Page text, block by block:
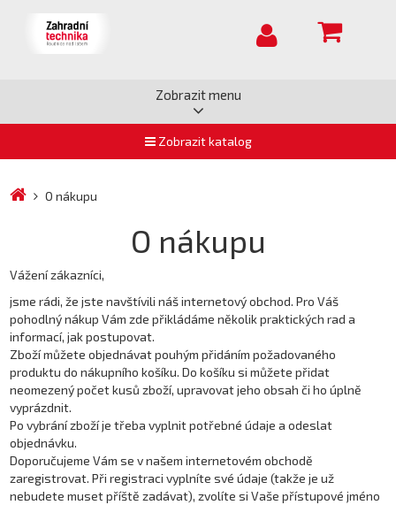
Zobrazit menu
Zobrazit katalog
O nákupu
O nákupu
Vážení zákazníci,
jsme rádi, že jste navštívili náš internetový obchod. Pro Váš
pohodlný nákup Vám zde přikládáme několik praktických rad a
informací, jak postupovat.
Zboží můžete objednávat pouhým přidáním požadovaného
produktu do nákupního košíku. Do košíku si můžete přidat
neomezený počet kusů zboží, upravovat jeho obsah či ho úplně
vyprázdnit.
Po vybrání zboží je třeba vyplnit potřebné údaje a odeslat
objednávku.
Doporučujeme Vám se v našem internetovém obchodě
zaregistrovat. Při registraci vyplníte své údaje (takže je už
nebudete muset příště zadávat), zvolíte si Vaše přístupové jméno